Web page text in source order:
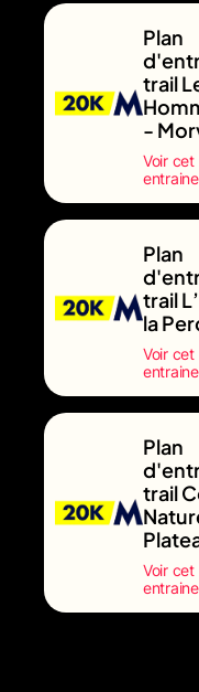
Plan
trail
-
Voir cet
Plan
trail
la
Voir cet
Plan
trail
Voir cet